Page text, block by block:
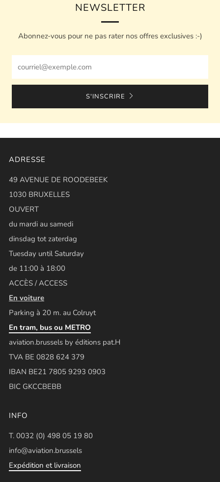
NEWSLETTER
Abonnez-vous pour ne pas rater nos offres exclusives :-)
S'INSCRIRE
ADRESSE
49 AVENUE DE ROODEBEEK
1030 BRUXELLES
OUVERT
du mardi au samedi
dinsdag tot zaterdag
Tuesday until Saturday
de 11:00 à 18:00
ACCÈS / ACCESS
En voiture
Parking à 20 m. au Colruyt
En tram, bus ou METRO
aviation.brussels by éditions pat.H
TVA BE 0828 624 379
IBAN BE21 7805 9293 0903
BIC GKCCBEBB
INFO
T. 0032 (0) 498 05 19 80
info@aviation.brussels
Expédition et livraison